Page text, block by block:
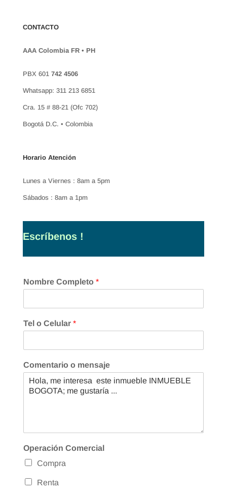
CONTACTO
AAA Colombia FR • PH
PBX 601 742 4506
Whatsapp: 311 213 6851
Cra. 15 # 88-21 (Ofc 702)
Bogotá D.C. • Colombia
Horario Atención
Lunes a Viernes : 8am a 5pm
Sábados : 8am a 1pm
Escríbenos !
Nombre Completo *
Tel o Celular *
Comentario o mensaje
Operación Comercial
Compra
Renta